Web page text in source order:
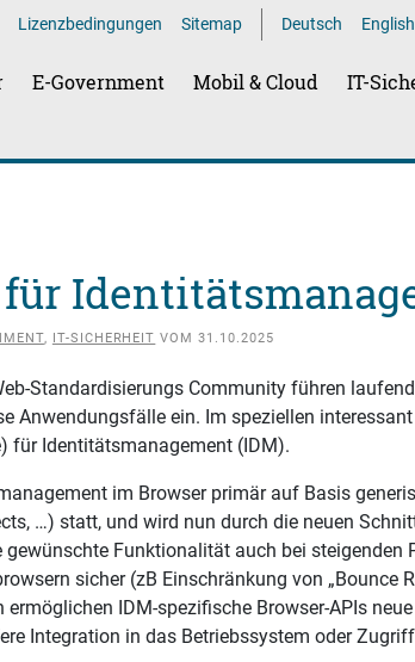
Lizenzbedingungen Sitemap Deutsch English
E-Government Mobil & Cloud IT-
für
, IT-SICHERHEIT VOM 31.10.2025
Standardisierungs Community führen
Anwendungsfälle ein. Im speziellen
für Identitätsmanagement (IDM).
im Browser primär auf Basis
…) statt, und wird nun durch die neuen
gewünschte Funktionalität auch bei steigenden
sicher (zB Einschränkung von „Bounce
ermöglichen IDM-spezifische Browser-APIs
Integration in das Betriebssystem oder